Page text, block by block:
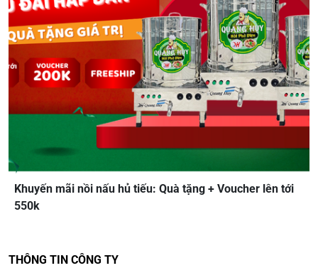
Khuyến mãi nồi nấu hủ tiếu: Quà tặng + Voucher lên tới
550k
THÔNG TIN CÔNG TY